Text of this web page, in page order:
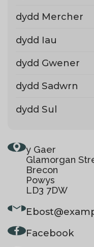
dydd Mercher
dydd Iau
dydd Gwener
dydd Sadwrn
dydd Sul
y Gaer
Glamorgan
Brecon
Powys
LD3 7DW
Ebost
Facebook